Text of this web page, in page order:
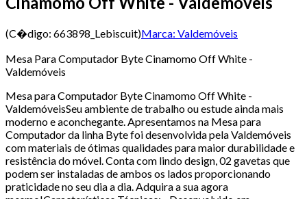
(C�digo: 663898_Lebiscuit)Marca: Valdemóveis
Mesa Para Computador Byte Cinamomo Off White -
Valdemóveis
Mesa para Computador Byte Cinamomo Off White -
ValdemóveisSeu ambiente de trabalho ou estude ainda mais
moderno e aconchegante. Apresentamos na Mesa para
Computador da linha Byte foi desenvolvida pela Valdemóveis
com materiais de ótimas qualidades para maior durabilidade e
resistência do móvel. Conta com lindo design, 02 gavetas que
podem ser instaladas de ambos os lados proporcionando
praticidade no seu dia a dia. Adquira a sua agora